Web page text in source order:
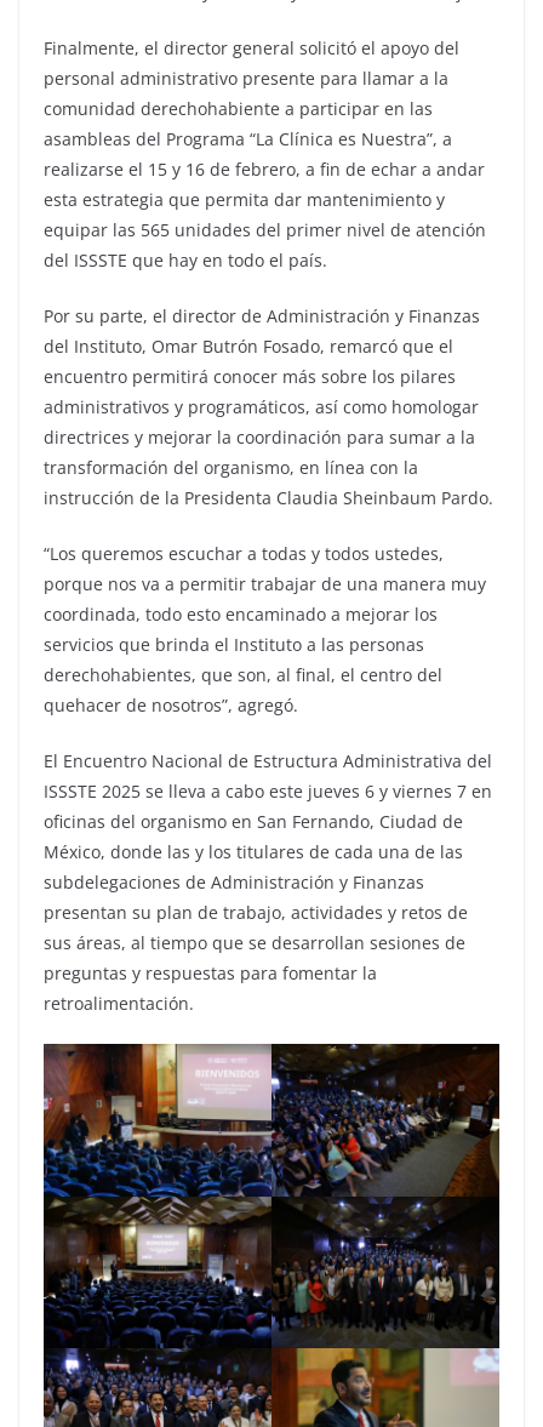
Finalmente, el director general solicitó el apoyo del
personal administrativo presente para llamar a la
comunidad derechohabiente a participar en las
asambleas del Programa “La Clínica es Nuestra”, a
realizarse el 15 y 16 de febrero, a fin de echar a andar
esta estrategia que permita dar mantenimiento y
equipar las 565 unidades del primer nivel de atención
del ISSSTE que hay en todo el país.
Por su parte, el director de Administración y Finanzas
del Instituto, Omar Butrón Fosado, remarcó que el
encuentro permitirá conocer más sobre los pilares
administrativos y programáticos, así como homologar
directrices y mejorar la coordinación para sumar a la
transformación del organismo, en línea con la
instrucción de la Presidenta Claudia Sheinbaum Pardo.
“Los queremos escuchar a todas y todos ustedes,
porque nos va a permitir trabajar de una manera muy
coordinada, todo esto encaminado a mejorar los
servicios que brinda el Instituto a las personas
derechohabientes, que son, al final, el centro del
quehacer de nosotros”, agregó.
El Encuentro Nacional de Estructura Administrativa del
ISSSTE 2025 se lleva a cabo este jueves 6 y viernes 7 en
oficinas del organismo en San Fernando, Ciudad de
México, donde las y los titulares de cada una de las
subdelegaciones de Administración y Finanzas
presentan su plan de trabajo, actividades y retos de
sus áreas, al tiempo que se desarrollan sesiones de
preguntas y respuestas para fomentar la
retroalimentación.